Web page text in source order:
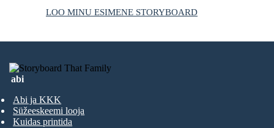
LOO MINU ESIMENE STORYBOARD
abi
Abi ja KKK
Süžeeskeemi looja
Kuidas printida